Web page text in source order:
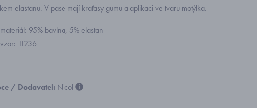
elastanu. V pase mají kraťasy gumu a aplikaci ve tvaru motýlka.
materiál: 95% bavlna, 5% elastan
vzor: 11236
/ Dodavatel: Nicol